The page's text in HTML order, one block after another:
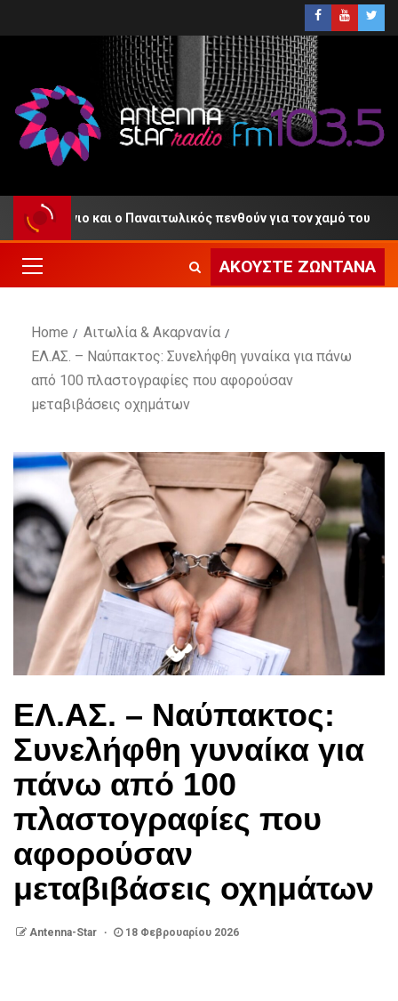
και ο Παναιτωλικός πενθούν για τον χαμό του
ΑΚΟΎΣΤΕ ΖΩΝΤΑΝΆ
Home
Αιτωλία & Ακαρνανία
ΕΛ.ΑΣ. – Ναύπακτος: Συνελήφθη γυναίκα για πάνω
από 100 πλαστογραφίες που αφορούσαν
μεταβιβάσεις οχημάτων
ΕΛ.ΑΣ. – Ναύπακτος:
Συνελήφθη γυναίκα για
πάνω από 100
πλαστογραφίες που
αφορούσαν
μεταβιβάσεις οχημάτων
Antenna-Star 18 Φεβρουαρίου 2026